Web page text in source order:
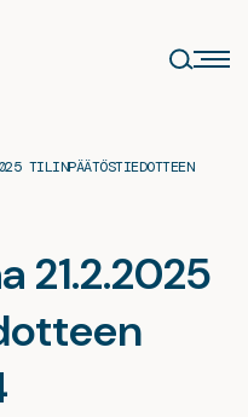
TILINPÄÄTÖSTIEDOTTEEN
21.2.2025